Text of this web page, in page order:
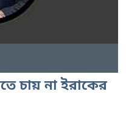
চায় না ইরাকের